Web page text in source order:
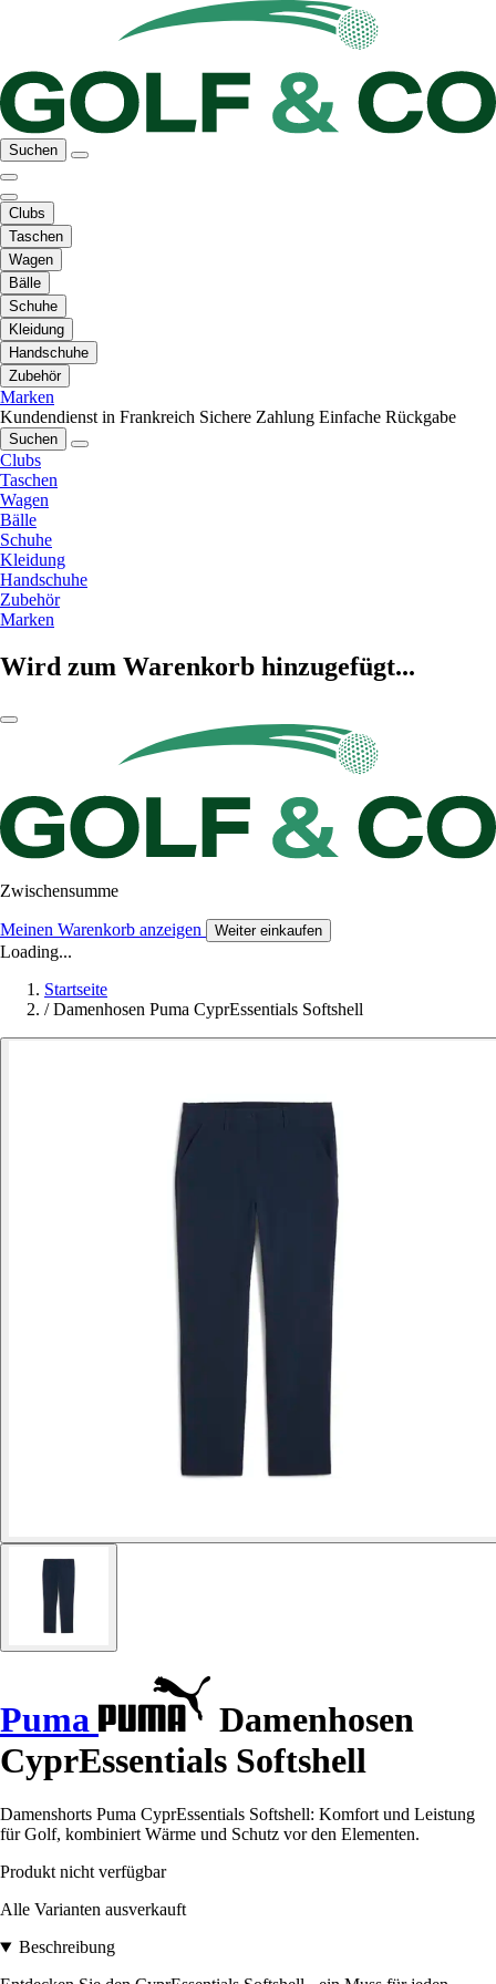
Suchen
Clubs
Taschen
Wagen
Bälle
Schuhe
Kleidung
Handschuhe
Zubehör
Marken
Kundendienst in Frankreich Sichere Zahlung Einfache Rückgabe
Suchen
Clubs
Taschen
Wagen
Bälle
Schuhe
Kleidung
Handschuhe
Zubehör
Marken
Wird zum Warenkorb hinzugefügt...
Zwischensumme
Meinen Warenkorb anzeigen Weiter einkaufen
Loading...
Startseite
/ Damenhosen Puma CyprEssentials Softshell
Puma
Damenhosen
CyprEssentials Softshell
Damenshorts Puma CyprEssentials Softshell: Komfort und Leistung
für Golf, kombiniert Wärme und Schutz vor den Elementen.
Produkt nicht verfügbar
Alle Varianten ausverkauft
Beschreibung